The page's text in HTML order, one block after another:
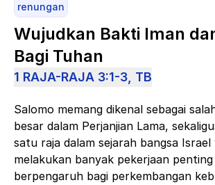
renungan
Wujudkan Bakti Iman
Bagi Tuhan
1 RAJA-RAJA 3:1-3, TB
Salomo memang dikenal sebagai
besar dalam Perjanjian Lama,
satu raja dalam sejarah bangsa
melakukan banyak pekerjaan
berpengaruh bagi perkembangan